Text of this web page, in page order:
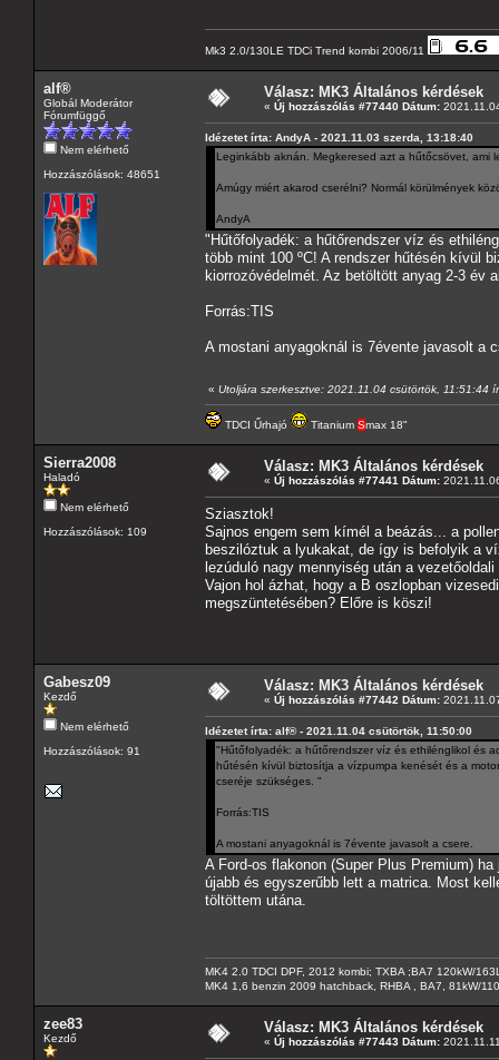
Mk3 2.0/130LE TDCi Trend kombi 2006/11
alf®
Globál Moderátor
Fórumfüggő
Nem elérhető
Hozzászólások: 48651
Válasz: MK3 Általános kérdések
« Új hozzászólás #77440 Dátum:
Idézetet írta: AndyA - 2021.11.03 szerda, 13:18:40
Leginkább aknán. Megkeresed azt a hűtőcsövet, ami
Amúgy miért akarod cserélni? Normál körülmények
AndyA
"Hűtőfolyadék: a hűtőrendszer víz és
több mint 100 ºC! A rendszer hűtésén kívül
kiorrozóvédelmét. Az betöltött anyag 2-3 év
Forrás:TIS
A mostani anyagoknál is 7évente javasolt a
« Utoljára szerkesztve: 2021.11.04 csütörtök, 11:51:44
TDCI Űrhajó Titanium Smax 18"
Sierra2008
Haladó
Nem elérhető
Hozzászólások: 109
Válasz: MK3 Általános kérdések
« Új hozzászólás #77441 Dátum:
Sziasztok!
Sajnos engem sem kímél a beázás... a
beszilóztuk a lyukakat, de így is befolyik a
lezúduló nagy mennyiség után a
Vajon hol ázhat, hogy a B oszlopban
megszüntetésében? Előre is köszi!
Gabesz09
Kezdő
Nem elérhető
Hozzászólások: 91
Válasz: MK3 Általános kérdések
« Új hozzászólás #77442 Dátum:
Idézetet írta: alf® - 2021.11.04 csütörtök, 11:50:00
"Hűtőfolyadék: a hűtőrendszer víz és ethilénglikol és
hűtésén kívül biztosítja a vízpumpa kenését és a
cseréje szükséges. "
Forrás:TIS
A mostani anyagoknál is 7évente javasolt a csere.
A Ford-os flakonon (Super Plus Premium)
újabb és egyszerűbb lett a matrica. Most
töltöttem utána.
MK4 2.0 TDCI DPF, 2012 kombi; TXBA ;BA7 120kW/
MK4 1,6 benzin 2009 hatchback, RHBA , BA7, 81kW/
zee83
Kezdő
Válasz: MK3 Általános kérdések
« Új hozzászólás #77443 Dátum: